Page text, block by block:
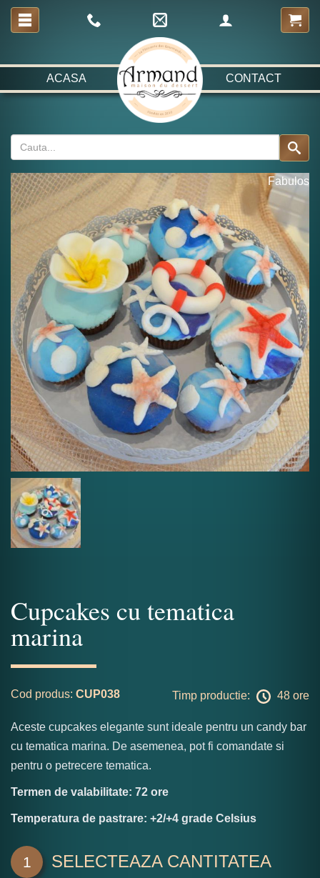
ACASA CONTACT
Fabulos
Cupcakes cu tematica
marina
Cod produs: CUP038 Timp productie: 48 ore
Aceste cupcakes elegante sunt ideale pentru un candy bar
cu tematica marina. De asemenea, pot fi comandate si
pentru o petrecere tematica.
Termen de valabilitate: 72 ore
Temperatura de pastrare: +2/+4 grade Celsius
1 SELECTEAZA CANTITATEA